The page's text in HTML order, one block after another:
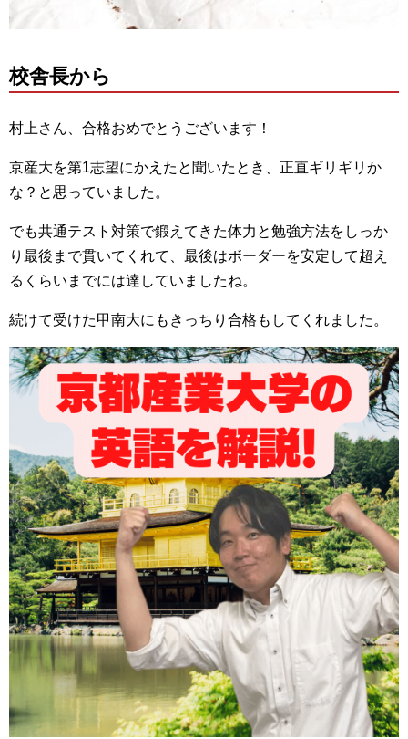
校舎長から
村上さん、合格おめでとうございます！
京産大を第1志望にかえたと聞いたとき、正直ギリギリか
な？と思っていました。
でも共通テスト対策で鍛えてきた体力と勉強方法をしっか
り最後まで貫いてくれて、最後はボーダーを安定して超え
るくらいまでには達していましたね。
続けて受けた甲南大にもきっちり合格もしてくれました。